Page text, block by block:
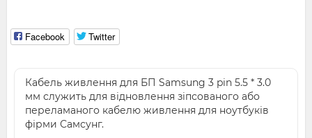
Facebook Twitter
Кабель живлення для БП Samsung 3 pin 5.5 * 3.0
мм служить для відновлення зіпсованого або
переламаного кабелю живлення для ноутбуків
фірми Самсунг.